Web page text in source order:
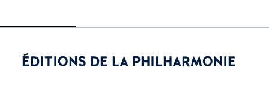
ÉDITIONS DE LA PHILHARMONIE